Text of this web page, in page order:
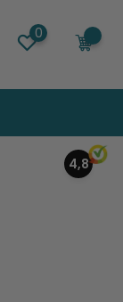
0
4,8